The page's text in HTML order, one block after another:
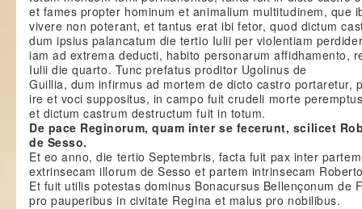
et fames propter hominum et animalium multitudinem, que
vivere non poterant, et tantus erat ibi fetor, quod dictum
dum ipsius palancatum die tertio Iulii per violentiam
iam ad extrema deducti, habito personarum affidhamento,
Iulii die quarto. Tunc prefatus proditor Ugolinus de
Guillia, dum infirmus ad mortem de dicto castro portaretur,
ire et voci suppositus, in campo fuit crudeli morte
et dictum castrum destructum fuit in totum.
De pace Reginorum, quam inter se fecerunt, scilicet
de Sesso.
Et eo anno, die tertio Septembris, facta fuit pax inter partem
extrinsecam illorum de Sesso et partem intrinsecam
Et fuit utilis potestas dominus Bonacursus Bellençonum de
pro pauperibus in civitate Regina et malus pro nobilibus.